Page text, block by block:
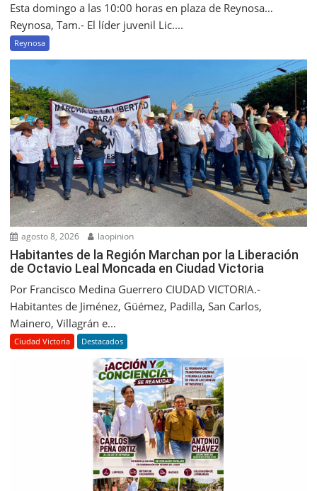
Esta domingo a las 10:00 horas en plaza de Reynosa…
Reynosa, Tam.- El líder juvenil Lic....
Reynosa
agosto 8, 2026 laopinion
Habitantes de la Región Marchan por la Liberación
de Octavio Leal Moncada en Ciudad Victoria
Por Francisco Medina Guerrero CIUDAD VICTORIA.-
Habitantes de Jiménez, Güémez, Padilla, San Carlos,
Mainero, Villagrán e...
Ciudad Victoria Destacados